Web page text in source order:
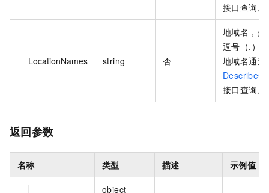
接口查询。
LocationNames string 否
地域名，多
逗号（,）
地域名通过
接口查询。
返回参数
名称 类型 描述 示例值
object